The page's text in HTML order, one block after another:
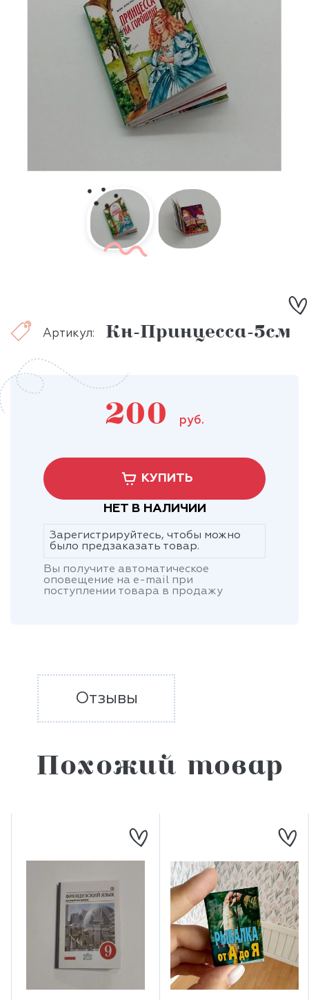
Артикул: Кн-Принцесса-5см
200 руб.
КУПИТЬ
НЕТ В НАЛИЧИИ
Зарегистрируйтесь, чтобы можно
было предзаказать товар.
Вы получите автоматическое
оповещение на e-mail при
поступлении товара в продажу
Отзывы
Похожий товар